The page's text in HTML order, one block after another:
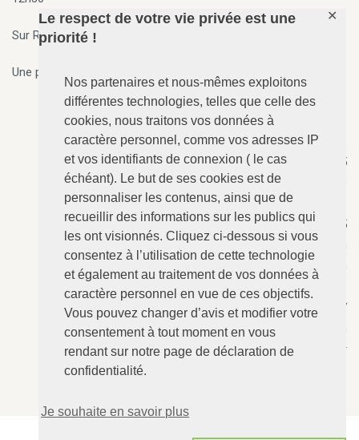
Le respect de votre vie privée est une
priorité !
Nos partenaires et nous-mêmes exploitons
différentes technologies, telles que celle des
cookies, nous traitons vos données à
caractère personnel, comme vos adresses IP
et vos identifiants de connexion ( le cas
échéant). Le but de ses cookies est de
personnaliser les contenus, ainsi que de
recueillir des informations sur les publics qui
les ont visionnés. Cliquez ci-dessous si vous
consentez à l’utilisation de cette technologie
et également au traitement de vos données à
caractère personnel en vue de ces objectifs.
Vous pouvez changer d’avis et modifier votre
consentement à tout moment en vous
rendant sur notre page de déclaration de
confidentialité.
Je souhaite en savoir plus
✕
Sur Rendez vous en dehors des horaires ci-dessus
Une permanence 7j/7, 24h/24 est assurée par téléphone.
ANGERVILLE-Dozulé: 02.31.73.73.76
N°157 - Le Calvaire, RD 675
14430 ANGERVILLE-Dozulé
CABOURG: 02.31.24.94.15
8 Avenue Bertaux Levillain
14390 CABOURG
Villers-sur-Mer: 02.31.73.12.67
28 Rue du Maréchal Foch
14640 Villers-sur-Mer